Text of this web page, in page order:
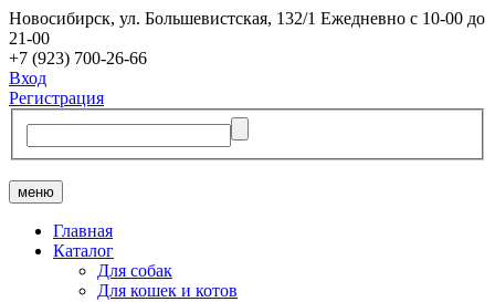
Новосибирск, ​ул. Большевистская, 132/1 Ежедневно с 10-00 до
21-00
+7 (923) 700-26-66
Вход
Регистрация
меню
Главная
Каталог
Для собак
Для кошек и котов